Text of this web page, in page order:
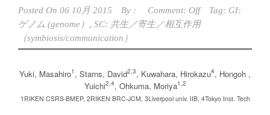
Posted On 06 10月 2015 By : Comment: Off Tag: GI:
ゲノム (genome）
SC: 共生／寄生／相互作用
（symbiosis/communication）
Yuki, Masahiro1 , Starns, David2,3, Kuwahara, Hirokazu4, Hongoh ,
Yuichi2,4, Ohkuma, Moriya1,2
1RIKEN CSRS-BMEP, 2RIKEN BRC-JCM, 3Liverpool univ. IIB, 4Tokyo Inst. Tech